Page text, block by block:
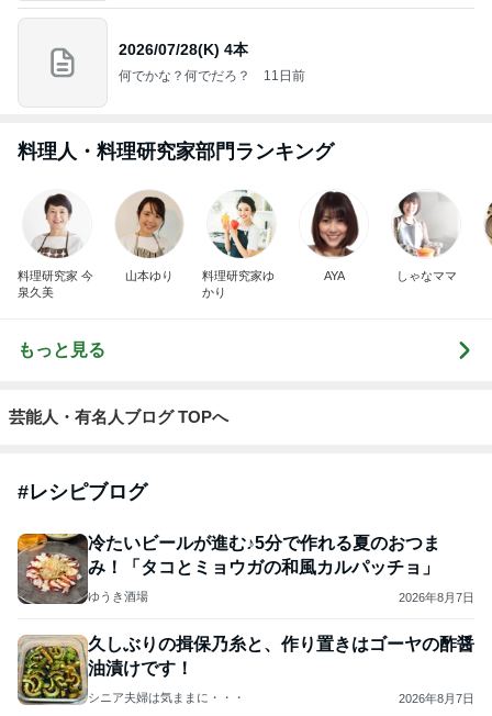
2026/07/28(K) 4本
何でかな？何でだろ？ 11日前
料理人・料理研究家部門ランキング
料理研究家 今
泉久美
山本ゆり
料理研究家ゆ
かり
AYA しゃなママ
もっと見る
芸能人・有名人ブログ TOPへ
#レシピブログ
冷たいビールが進む♪5分で作れる夏のおつま
み！「タコとミョウガの和風カルパッチョ」
ゆうき酒場 2026年8月7日
久しぶりの揖保乃糸と、作り置きはゴーヤの酢醤
油漬けです！
シニア夫婦は気ままに・・・ 2026年8月7日